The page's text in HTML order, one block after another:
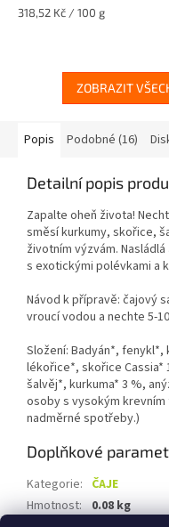
Měrná
318,52 Kč / 100 g
ZOBRAZIT
Popis Podobné (16)
Detailní popis
Zapalte oheň života!
směsí kurkumy, skořice,
životním výzvám.
s exotickými polévkami a
Návod k přípravě: čajový
vroucí vodou a nechte 5-
Složení: Badyán*,
lékořice*, skořice Cassia*
šalvěj*, kurkuma* 3 %,
osoby s vysokým
nadměrné spotřeby.)
Doplňkové
Kategorie: ČAJE
Hmotnost: 0.08 kg